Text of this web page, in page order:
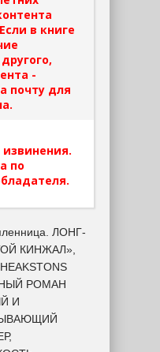
в книге
-
почту для
по
ЛОНГ-
КИНЖАЛ»,
РОМАН
И